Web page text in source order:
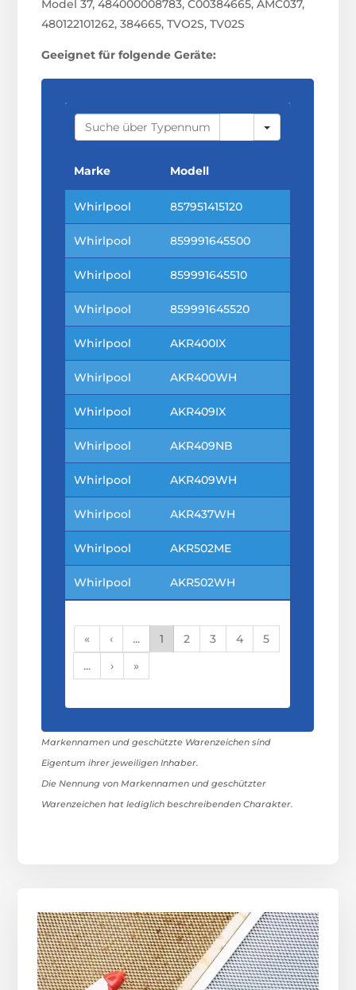
Model 37, 484000008783, C00384665, AMC037,
480122101262, 384665, TVO2S, TV02S
Geeignet für folgende Geräte:
S
A
C
H
Marke Modell
Whirlpool 857951415120
Whirlpool 859991645500
Whirlpool 859991645510
Whirlpool 859991645520
Whirlpool AKR400IX
Whirlpool AKR400WH
Whirlpool AKR409IX
Whirlpool AKR409NB
Whirlpool AKR409WH
Whirlpool AKR437WH
Whirlpool AKR502ME
Whirlpool AKR502WH
« ‹ ... 1 2 3 4
5
...
› »
Markennamen und geschützte Warenzeichen sind
Eigentum ihrer jeweiligen Inhaber.
Die Nennung von Markennamen und geschützter
Warenzeichen hat lediglich beschreibenden Charakter.